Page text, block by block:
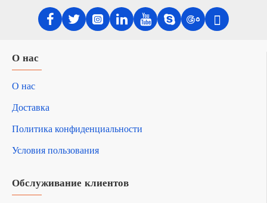
О нас
О нас
Доставка
Политика конфиденциальности
Условия пользования
Обслуживание клиентов